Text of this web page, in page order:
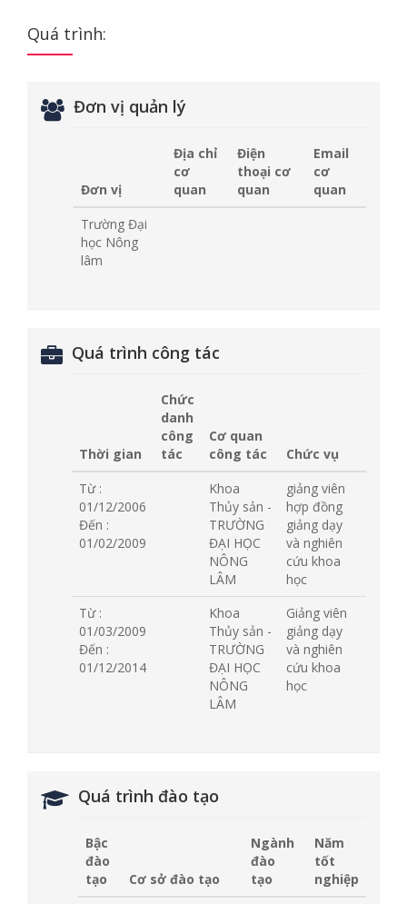
Quá trình:
Đơn vị quản lý
Đơn vị
Địa chỉ
cơ
quan
Điện
thoại cơ
quan
Email
cơ
quan
Trường Đại
học Nông
lâm
Quá trình công tác
Thời gian
Chức
danh
công
tác
Cơ quan
công tác
Chức vụ
Từ :
01/12/2006
Đến :
01/02/2009
Khoa
Thủy sản -
TRƯỜNG
ĐẠI HỌC
NÔNG
LÂM
giảng viên
hợp đồng
giảng dạy
và nghiên
cứu khoa
học
Từ :
01/03/2009
Đến :
01/12/2014
Khoa
Thủy sản -
TRƯỜNG
ĐẠI HỌC
NÔNG
LÂM
Giảng viên
giảng dạy
và nghiên
cứu khoa
học
Quá trình đào tạo
Bậc
đào
tạo
Cơ sở đào tạo
Ngành
đào
tạo
Năm
tốt
nghiệp